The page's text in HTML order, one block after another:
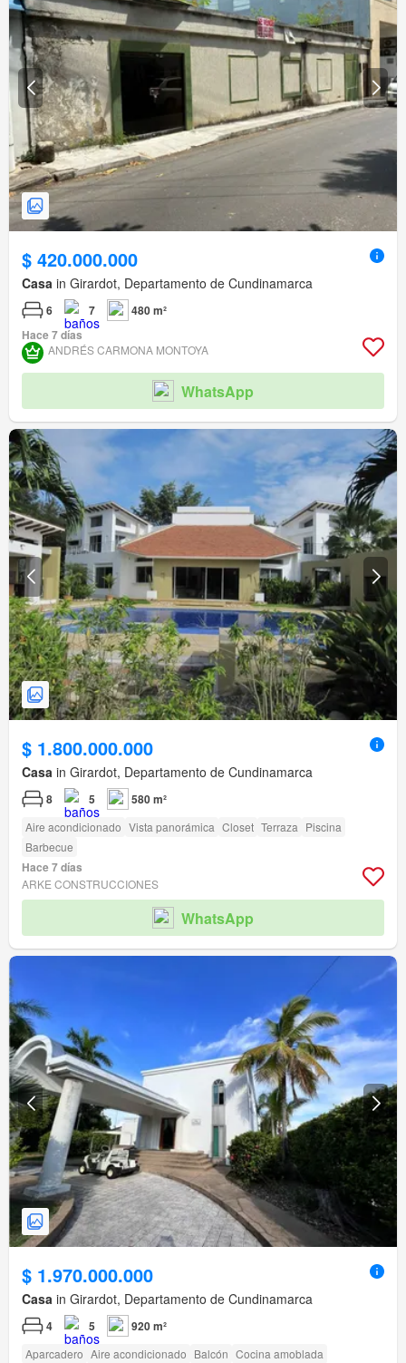
$ 420.000.000
Casa in Girardot, Departamento de Cundinamarca
6 7
480 m²
Hace 7 días
ANDRÉS CARMONA MONTOYA
WhatsApp
$ 1.800.000.000
Casa in Girardot, Departamento de Cundinamarca
8 5 580 m²
Aire acondicionado Vista panorámica Closet Terraza Piscina
Barbecue
Hace 7 días
ARKE CONSTRUCCIONES
WhatsApp
$ 1.970.000.000
Casa in Girardot, Departamento de Cundinamarca
4 5 920 m²
Aparcadero Aire acondicionado Balcón Cocina amoblada